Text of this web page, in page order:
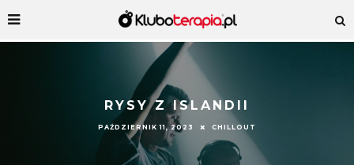
RYSY Z ISLANDII
PAŹDZIERNIK 11, 2023 CHILLOUT